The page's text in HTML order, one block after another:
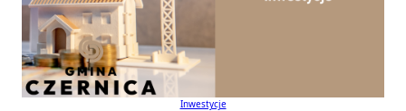
Inwestycje